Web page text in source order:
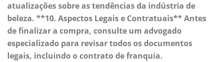
atualizações sobre as tendências da indústria de
beleza. **10. Aspectos Legais e Contratuais** Antes
de finalizar a compra, consulte um advogado
especializado para revisar todos os documentos
legais, incluindo o contrato de franquia.